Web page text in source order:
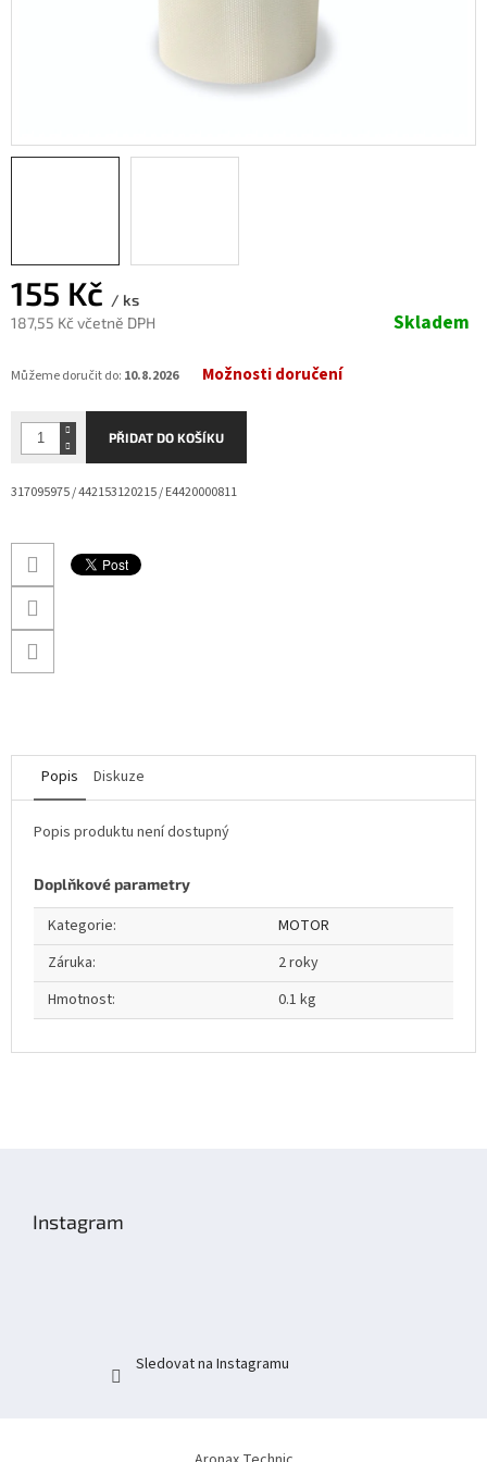
155 Kč / ks
187,55 Kč včetně DPH
cena:
Skladem
Můžeme doručit do: 10.8.2026 Možnosti doručení
PŘIDAT DO KOŠÍKU
317095975 /442153120215 / E4420000811
Popis Diskuze
Popis produktu není dostupný
Doplňkové parametry
Kategorie:
MOTOR
Záruka:
2 roky
Hmotnost: 0.1 kg
Instagram
Sledovat na Instagramu